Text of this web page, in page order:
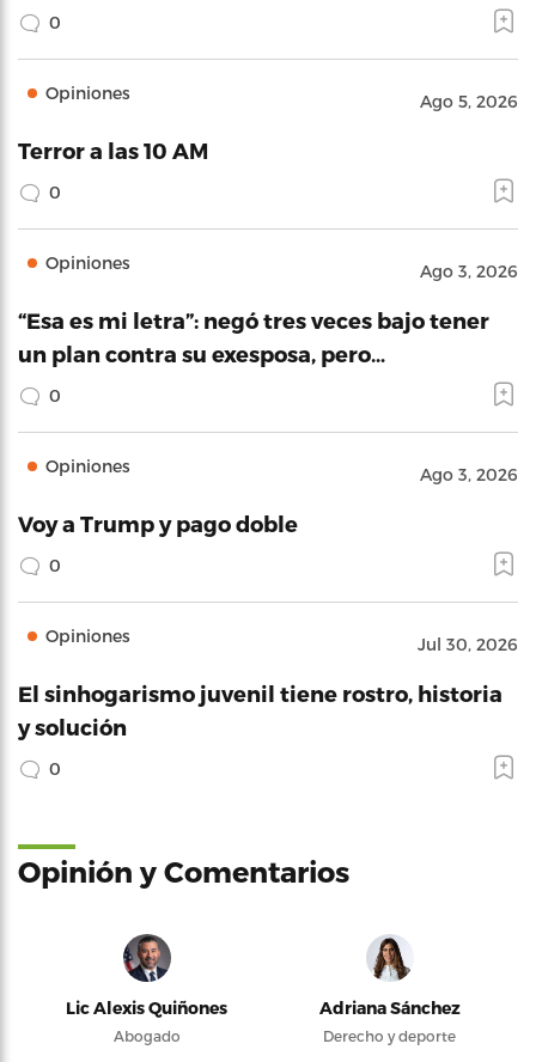
0
Opiniones Ago 5, 2026
Terror a las 10 AM
0
Opiniones Ago 3, 2026
“Esa es mi letra”: negó tres veces bajo tener
un plan contra su exesposa, pero…
0
Opiniones Ago 3, 2026
Voy a Trump y pago doble
0
Opiniones Jul 30, 2026
El sinhogarismo juvenil tiene rostro, historia
y solución
0
Opinión y Comentarios
Lic Alexis Quiñones
Abogado
Adriana Sánchez
Derecho y deporte